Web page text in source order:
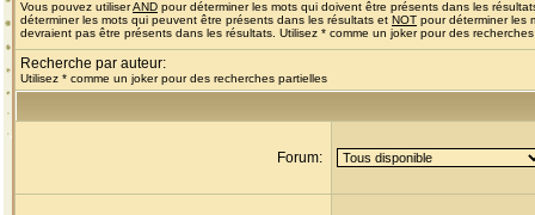
Vous pouvez utiliserAND pour déterminer les mots qui doivent être présents dans les
déterminer les mots qui peuvent être présents dans les résultats et NOT pour déterminer les
devraient pas être présents dans les résultats. Utilisez * comme un joker pour des
Recherche par auteur:
Utilisez * comme un joker pour des recherches partielles
Forum: